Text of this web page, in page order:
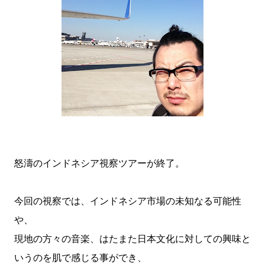
怒濤のインドネシア視察ツアーが終了。
今回の視察では、インドネシア市場の未知なる可能性
や、
現地の方々の音楽、はたまた日本文化に対しての興味と
いうのを肌で感じる事ができ、